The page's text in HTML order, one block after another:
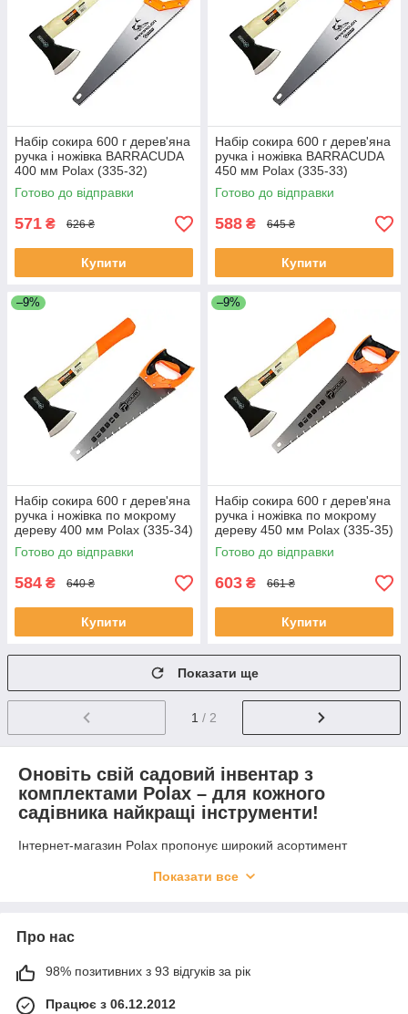
Набір сокира 600 г дерев'яна
ручка і ножівка BARRACUDA
400 мм Polax (335-32)
Готово до відправки
571 ₴ 626 ₴
Купити
Набір сокира 600 г дерев'яна
ручка і ножівка BARRACUDA
450 мм Polax (335-33)
Готово до відправки
588 ₴ 645 ₴
Купити
–9%
Набір сокира 600 г дерев'яна
ручка і ножівка по мокрому
дереву 400 мм Polax (335-34)
Готово до відправки
584 ₴ 640 ₴
Купити
–9%
Набір сокира 600 г дерев'яна
ручка і ножівка по мокрому
дереву 450 мм Polax (335-35)
Готово до відправки
603 ₴ 661 ₴
Купити
Показати ще
1 / 2
Оновіть свій садовий інвентар з
комплектами Polax – для кожного
садівника найкращі інструменти!
Інтернет-магазин Polax пропонує широкий асортимент
на дачі чи в саду. У нашому каталозі ви знайдете все
ще більш приємним і ефективним. Ми гарантуємо високу
якість, надійність і довговічність кожного товару, що надає
максимальний комфорт при використанні.
Купити садовий набір Polax: якість, на
Показати все
Про нас
98% позитивних з 93 відгуків за рік
Працює з 06.12.2012